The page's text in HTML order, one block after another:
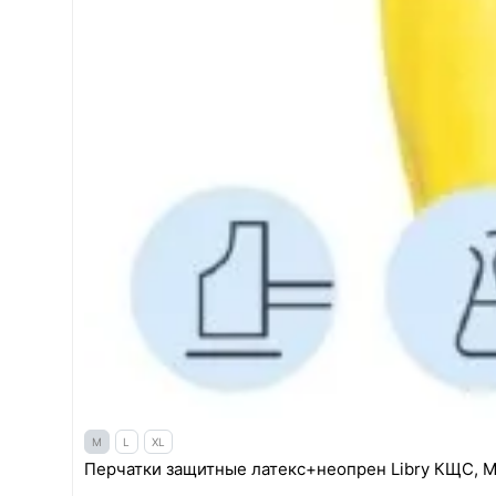
M L XL
Перчатки защитные латекс+неопрен Libry КЩС,